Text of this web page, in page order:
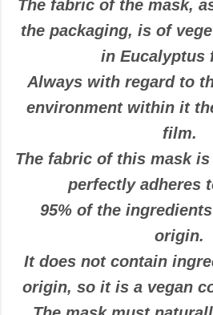
The fabric of the mask,
the packaging, is of
in Eucalyptus
Always with regard to
environment within it
film.
The fabric of this mask
perfectly adheres
95% of the
origin.
It does not contain
origin, so it is a vegan